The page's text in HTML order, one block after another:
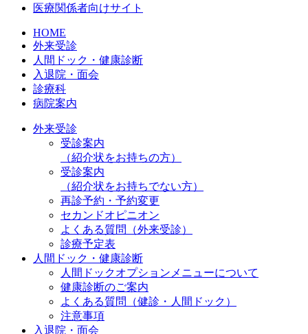
医療関係者向けサイト
HOME
外来受診
人間ドック・健康診断
入退院・面会
診療科
病院案内
外来受診
受診案内
（紹介状をお持ちの方）
受診案内
（紹介状をお持ちでない方）
再診予約・予約変更
セカンドオピニオン
よくある質問（外来受診）
診療予定表
人間ドック・健康診断
人間ドックオプションメニューについて
健康診断のご案内
よくある質問（健診・人間ドック）
注意事項
入退院・面会